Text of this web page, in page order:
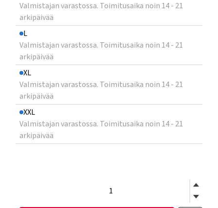
Valmistajan varastossa. Toimitusaika noin 14 - 21
arkipäivää
L
Valmistajan varastossa. Toimitusaika noin 14 - 21
arkipäivää
XL
Valmistajan varastossa. Toimitusaika noin 14 - 21
arkipäivää
XXL
Valmistajan varastossa. Toimitusaika noin 14 - 21
arkipäivää